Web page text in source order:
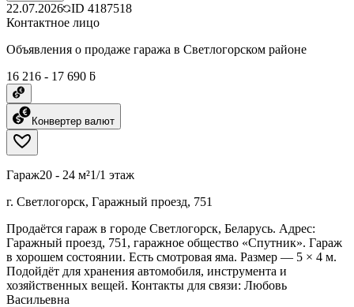
22.07.2026 ID 4187518
Контактное лицо
Объявления о продаже гаража в Светлогорском районе
16 216 - 17 690 ƃ
Конвертер валют
Гараж20 - 24 м²1/1 этаж
г. Светлогорск, Гаражный проезд, 751
Продаётся гараж в городе Светлогорск, Беларусь. Адрес:
Гаражный проезд, 751, гаражное общество «Спутник». Гараж
в хорошем состоянии. Есть смотровая яма. Размер — 5 × 4 м.
Подойдёт для хранения автомобиля, инструмента и
хозяйственных вещей. Контакты для связи: Любовь
Васильевна